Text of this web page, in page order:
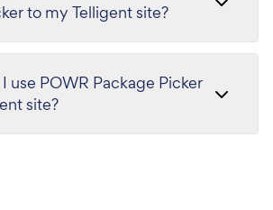
to my Telligent site?
use POWR Package Picker
site?